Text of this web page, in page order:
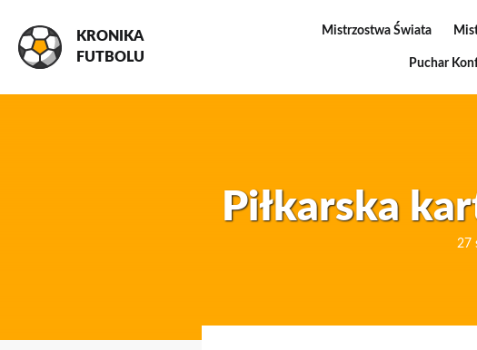
KRONIKA
FUTBOLU
Mistrzostwa Świata
Puchar
Piłkarska
27